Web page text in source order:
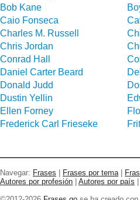
Bob Kane
Caio Fonseca
Charles M. Russell
Chris Jordan
Conrad Hall
Daniel Carter Beard
Donald Judd
Dustin Yellin
Ellen Forney
Frederick Carl Frieseke
Navegar: Frases | Frases por tema |
Autores por profesión | Autores por país |